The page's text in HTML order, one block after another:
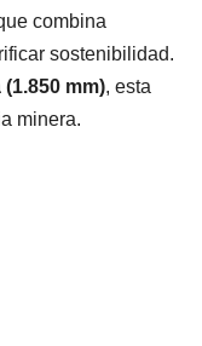
combina
sostenibilidad.
mm), esta
minera.